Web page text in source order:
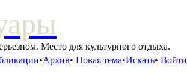
Место для культурного отдыха.
•Архив• Новая тема•Искать• Войти